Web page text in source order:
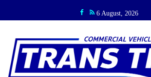
6 August, 2026